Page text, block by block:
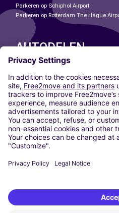
Parkeren op Schiphol Airport
Parkeren op Rotterdam The Hague
AUTODELEN
ONZE STEDEN
Paris
Madrid
Washington DC
Milaan
Rome
Turijn
Wenen
Berlijn
Düsseldorf